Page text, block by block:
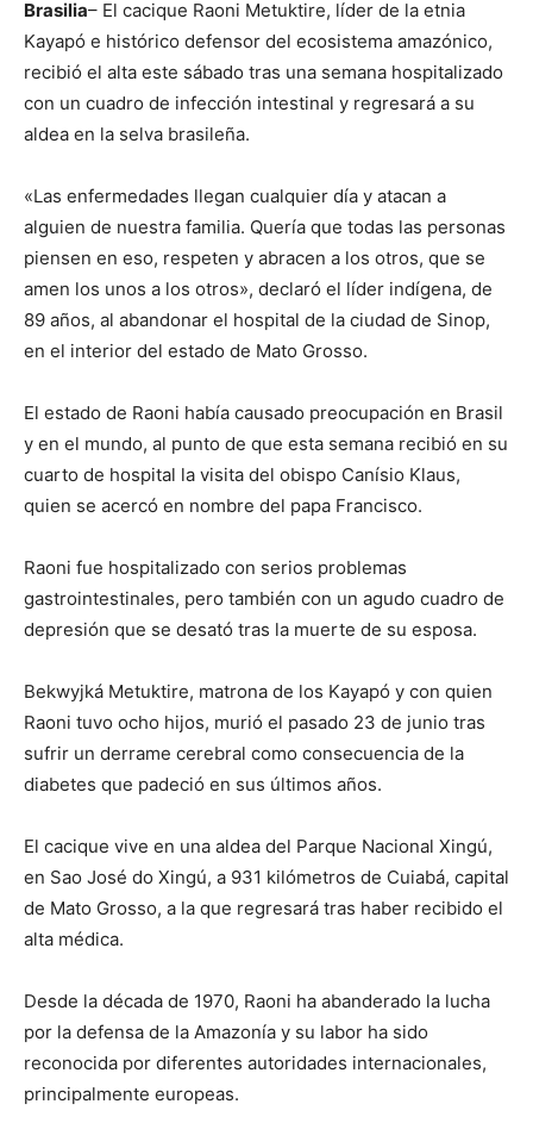
Brasilia– El cacique Raoni Metuktire, líder de la etnia
Kayapó e histórico defensor del ecosistema amazónico,
recibió el alta este sábado tras una semana hospitalizado
con un cuadro de infección intestinal y regresará a su
aldea en la selva brasileña.
«Las enfermedades llegan cualquier día y atacan a
alguien de nuestra familia. Quería que todas las personas
piensen en eso, respeten y abracen a los otros, que se
amen los unos a los otros», declaró el líder indígena, de
89 años, al abandonar el hospital de la ciudad de Sinop,
en el interior del estado de Mato Grosso.
El estado de Raoni había causado preocupación en Brasil
y en el mundo, al punto de que esta semana recibió en su
cuarto de hospital la visita del obispo Canísio Klaus,
quien se acercó en nombre del papa Francisco.
Raoni fue hospitalizado con serios problemas
gastrointestinales, pero también con un agudo cuadro de
depresión que se desató tras la muerte de su esposa.
Bekwyjká Metuktire, matrona de los Kayapó y con quien
Raoni tuvo ocho hijos, murió el pasado 23 de junio tras
sufrir un derrame cerebral como consecuencia de la
diabetes que padeció en sus últimos años.
El cacique vive en una aldea del Parque Nacional Xingú,
en Sao José do Xingú, a 931 kilómetros de Cuiabá, capital
de Mato Grosso, a la que regresará tras haber recibido el
alta médica.
Desde la década de 1970, Raoni ha abanderado la lucha
por la defensa de la Amazonía y su labor ha sido
reconocida por diferentes autoridades internacionales,
principalmente europeas.